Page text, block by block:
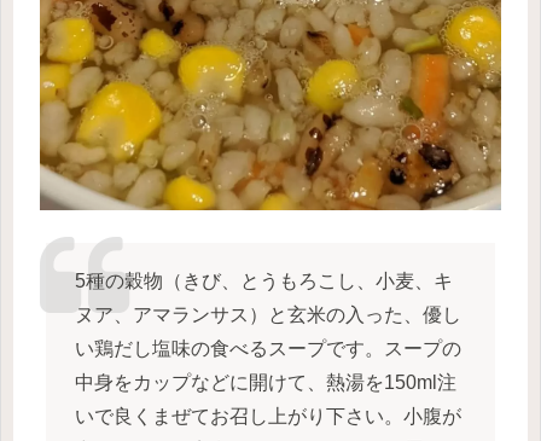
5種の穀物（きび、とうもろこし、小麦、キ
ヌア、アマランサス）と玄米の入った、優し
い鶏だし塩味の食べるスープです。スープの
中身をカップなどに開けて、熱湯を150ml注
いで良くまぜてお召し上がり下さい。小腹が